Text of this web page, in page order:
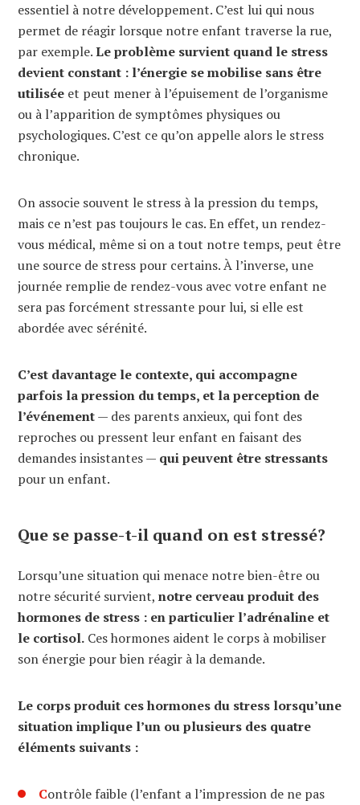
essentiel à notre développement. C’est lui qui nous
permet de réagir lorsque notre enfant traverse la rue,
par exemple.Le problème survient quand le stress
devient constant : l’énergie se mobilise sans être
utilisée et peut mener à l’épuisement de l’organisme
ou à l’apparition de symptômes physiques ou
psychologiques. C’est ce qu’on appelle alors le stress
chronique.
On associe souvent le stress à la pression du temps,
mais ce n’est pas toujours le cas. En effet, un rendez-
vous médical, même si on a tout notre temps, peut être
une source de stress pour certains. À l’inverse, une
journée remplie de rendez-vous avec votre enfant ne
sera pas forcément stressante pour lui, si elle est
abordée avec sérénité.
C’est davantage le contexte, qui accompagne
parfois la pression du temps, et la perception de
l’événement— des parents anxieux, qui font des
reproches ou pressent leur enfant en faisant des
demandes insistantes — qui peuvent être stressants
pour un enfant.
Que se passe-t-il quand on est stressé?
Lorsqu’une situation qui menace notre bien-être ou
notre sécurité survient, notre cerveau produit des
hormones de stress : en particulier l’adrénaline et
le cortisol. Ces hormones aident le corps à mobiliser
son énergie pour bien réagir à la demande.
Le corps produit ces hormones du stress lorsqu’une
situation implique l’un ou plusieurs des quatre
éléments suivants :
Contrôle faible (l’enfant a l’impression de ne pas